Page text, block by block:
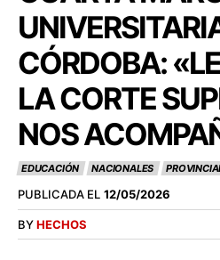
CÓRDOBA:
LA CORTE
NOS
EDUCACIÓN NACIONALES
PUBLICADA EL 12/05/2026
BYHECHOS